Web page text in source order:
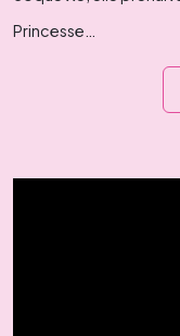
Princesse…